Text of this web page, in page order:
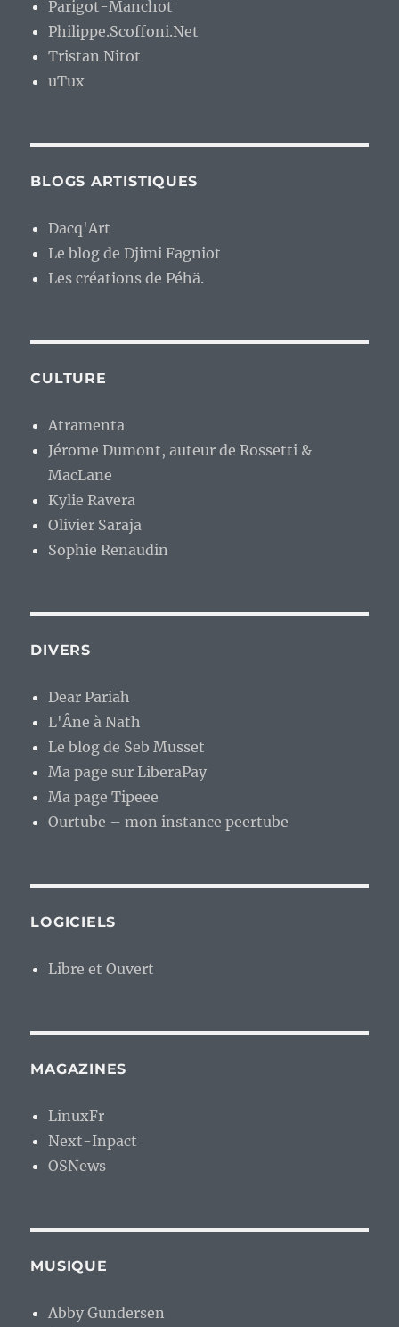
Parigot-Manchot
Philippe.Scoffoni.Net
Tristan Nitot
uTux
BLOGS ARTISTIQUES
Dacq'Art
Le blog de Djimi Fagniot
Les créations de Péhä.
CULTURE
Atramenta
Jérome Dumont, auteur de Rossetti &
MacLane
Kylie Ravera
Olivier Saraja
Sophie Renaudin
DIVERS
Dear Pariah
L'Âne à Nath
Le blog de Seb Musset
Ma page sur LiberaPay
Ma page Tipeee
Ourtube – mon instance peertube
LOGICIELS
Libre et Ouvert
MAGAZINES
LinuxFr
Next-Inpact
OSNews
MUSIQUE
Abby Gundersen